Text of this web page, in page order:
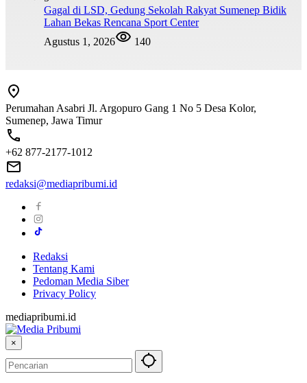
Gagal di LSD, Gedung Sekolah Rakyat Sumenep Bidik
Lahan Bekas Rencana Sport Center
Agustus 1, 2026
140
Perumahan Asabri Jl. Argopuro Gang 1 No 5 Desa Kolor,
Sumenep, Jawa Timur
+62 877-2177-1012
redaksi@mediapribumi.id
Redaksi
Tentang Kami
Pedoman Media Siber
Privacy Policy
mediapribumi.id
×